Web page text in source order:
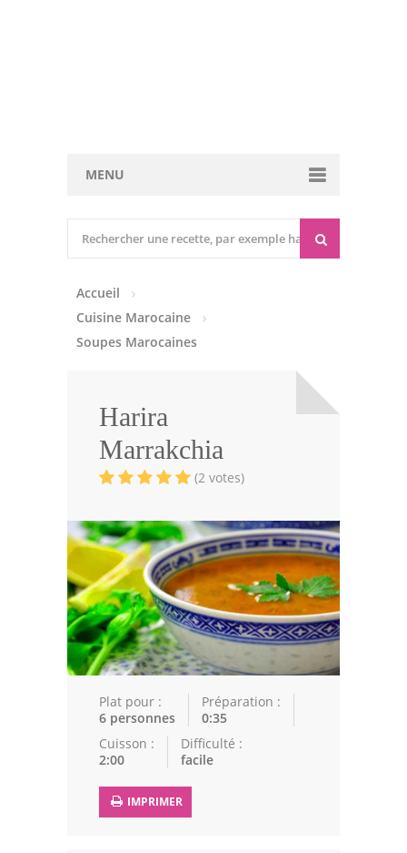
MENU
Entrées Froides
Viandes
Volailles
Poissons
Soupes
Pâtisseries
Epices
Recettes Marocaine
Tajines
Viandes
Poissons
Accueil
Cuisine Marocaine
Soupes Marocaines
Harira
Marrakchia
(2 votes)
Plat pour :
6 personnes
Préparation :
0:35
Cuisson :
2:00
Difficulté :
facile
IMPRIMER